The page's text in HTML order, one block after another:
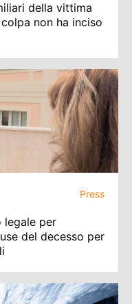
della vittima
non ha inciso
Press
legale per
del decesso per